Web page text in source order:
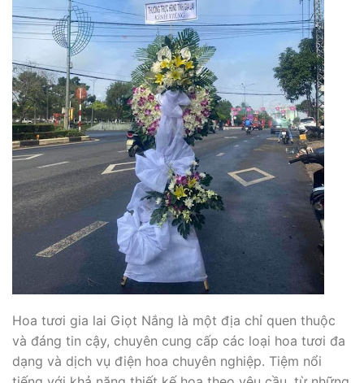
Hoa tươi gia lai Giọt Nắng là một địa chỉ quen thuộc
và đáng tin cậy, chuyên cung cấp các loại hoa tươi đa
dạng và dịch vụ điện hoa chuyên nghiệp. Tiệm nổi